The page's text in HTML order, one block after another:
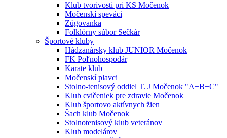
Klub tvorivosti pri KS Močenok
Močenskí speváci
Zúgovanka
Folklórny súbor Sečkár
Športové kluby
Hádzanársky klub JUNIOR Močenok
FK Poľnohospodár
Karate klub
Močenskí plavci
Stolno-tenisový oddiel T. J Močenok "A+B+C"
Klub cvičeniek pre zdravie Močenok
Klub športovo aktívnych žien
Šach klub Močenok
Stolnotenisový klub veteránov
Klub modelárov